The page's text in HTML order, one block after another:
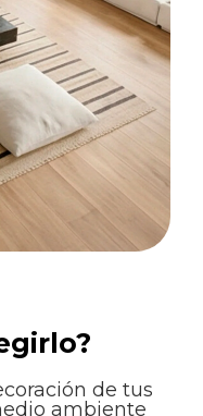
de tus
ambiente